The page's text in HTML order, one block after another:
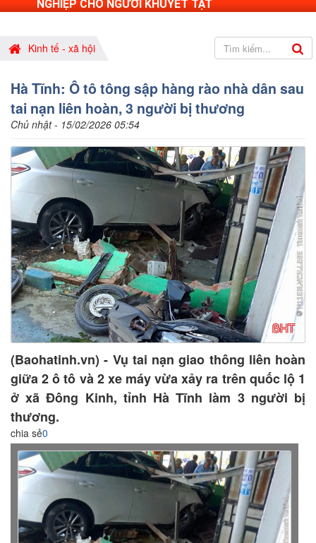
NGHIỆP CHO NGƯỜI KHUYẾT TẬT
Kinh tế - xã hội
Hà Tĩnh: Ô tô tông sập hàng rào nhà dân sau
tai nạn liên hoàn, 3 người bị thương
Chủ nhật - 15/02/2026 05:54
(Baohatinh.vn) - Vụ tai nạn giao thông liên hoàn
giữa 2 ô tô và 2 xe máy vừa xảy ra trên quốc lộ 1
ở xã Đông Kinh, tỉnh Hà Tĩnh làm 3 người bị
thương.
chia sẻ0